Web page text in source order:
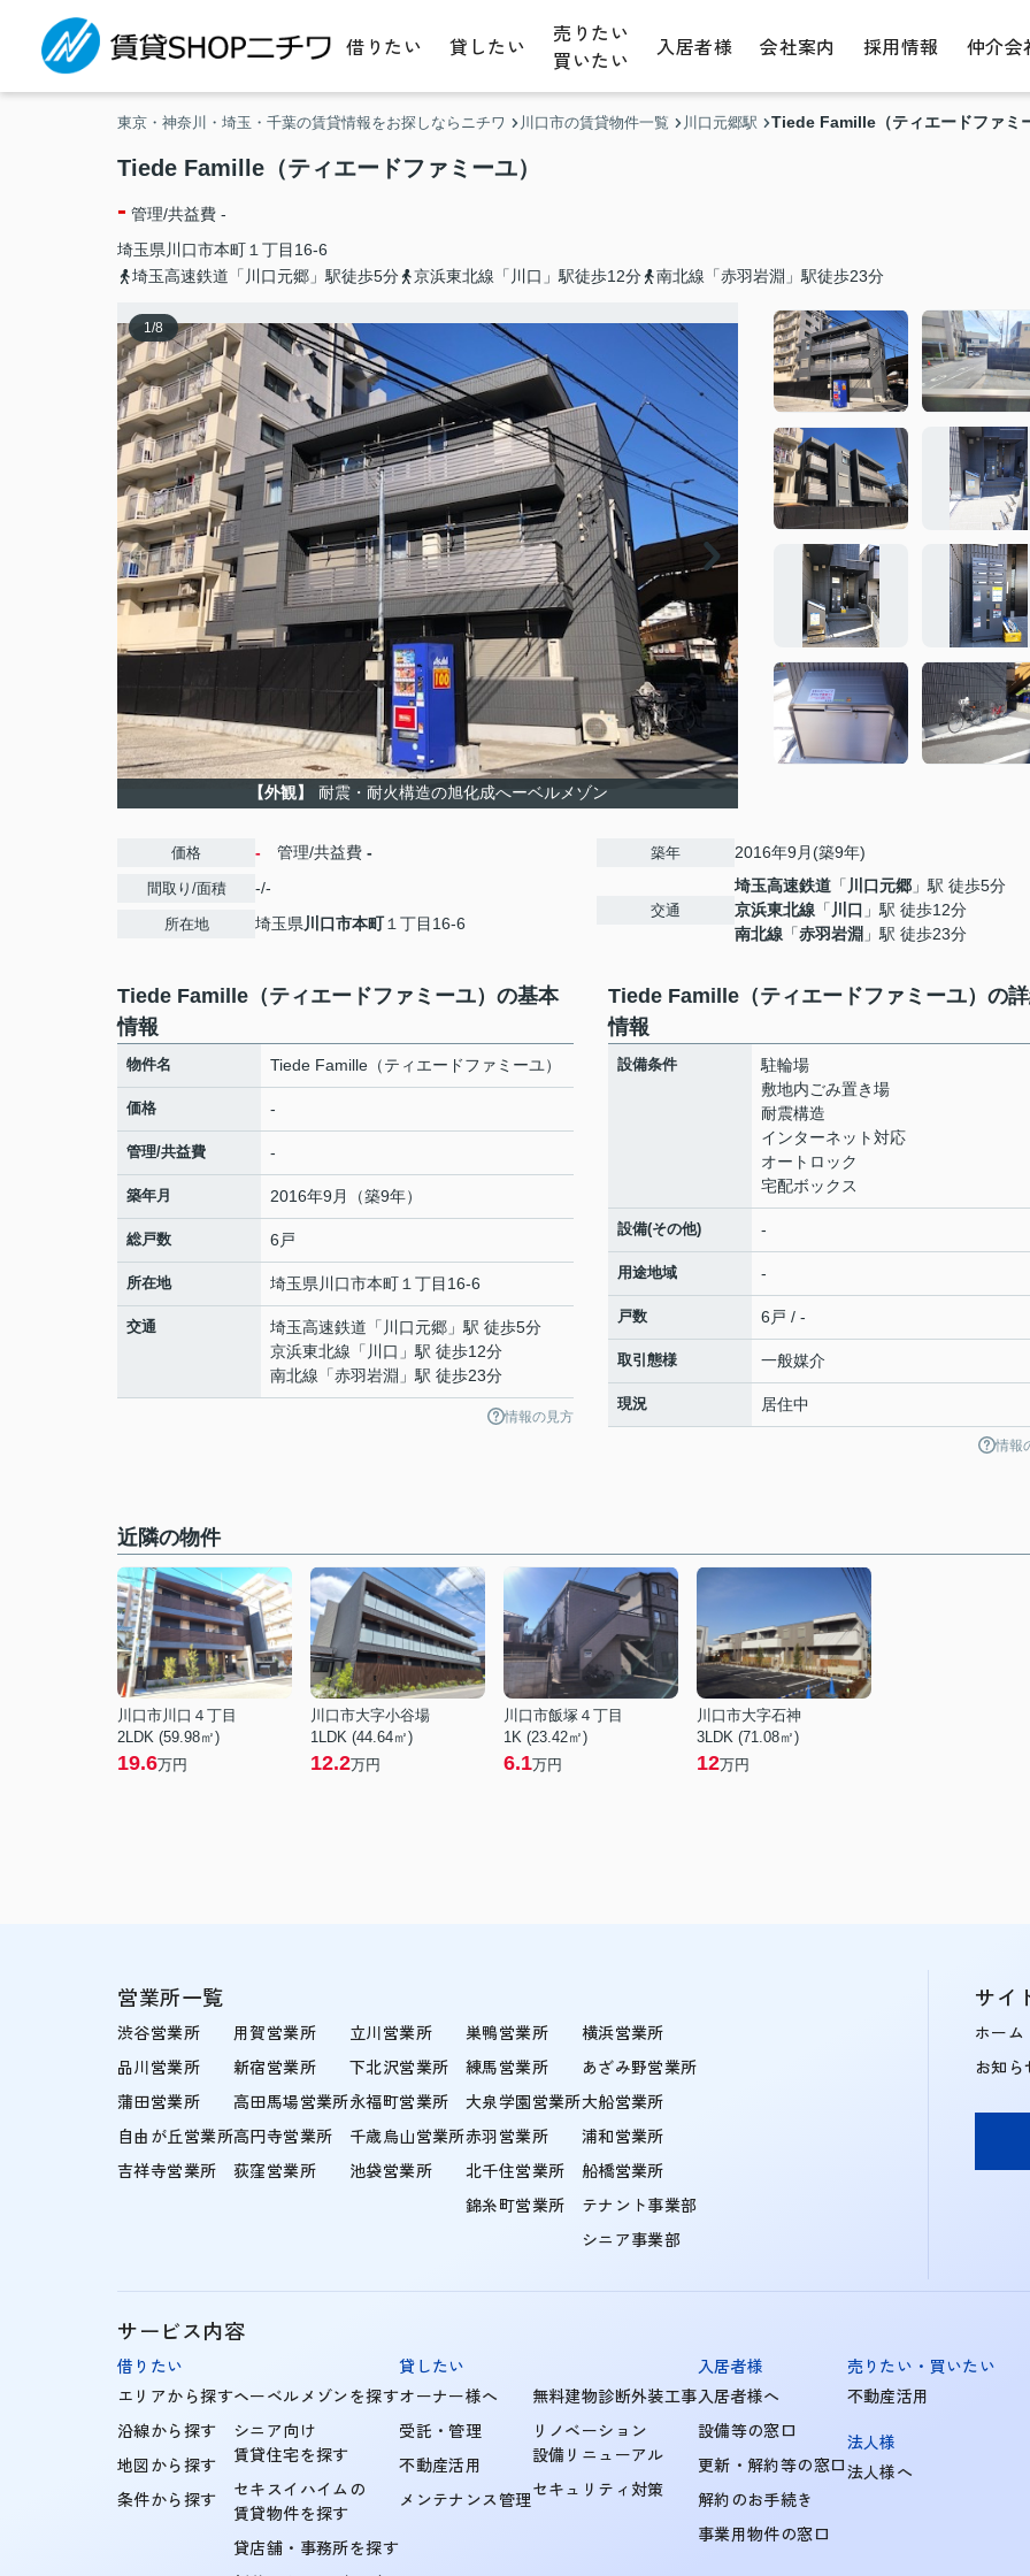
借りたい 貸したい
売りたい
買いたい
入居者様 会社案内 採用情報 仲介会
東京・神奈川・埼玉・千葉の賃貸情報をお探しならニチワ 川口市の賃貸物件一覧 川口元郷駅 Tiede Famille（ティエードファミ
Tiede Famille（ティエードファミーユ）
- 管理/共益費 -
埼玉県 川口市本町 １丁目16-6
埼玉高速鉄道「川口元郷」駅徒歩5分
京浜東北線「川口」駅徒歩12分 南北線「赤羽岩淵」駅徒歩23分
1/8
【外観】 耐震・耐火構造の旭化成へーベルメゾン
価格 - 管理/共益費 -
間取り/面積 -/-
所在地 埼玉県川口市本町１丁目16-6
築年 2016年9月(築9年)
交通
埼玉高速鉄道 「 川口元郷 」駅 徒歩5分
京浜東北線 「 川口 」駅 徒歩12分
南北線 「赤羽岩淵 」駅 徒歩23分
Tiede Famille（ティエードファミーユ）の基本
情報
物件名 Tiede Famille（ティエードファミーユ）
価格 -
管理/共益費 -
築年月 2016年9月（築9年）
総戸数 6戸
所在地 埼玉県 川口市本町 １丁目16-6
交通 埼玉高速鉄道 「 川口元郷 」駅 徒歩5分
京浜東北線 「 川口 」駅 徒歩12分
南北線 「赤羽岩淵 」駅 徒歩23分
情報の見方
Tiede Famille（ティエードファミーユ）の
情報
設備条件
駐輪場
敷地内ごみ置き場
耐震構造
インターネット対応
オートロック
宅配ボックス
設備(その他) -
用途地域 -
戸数 6戸 / -
取引態様 一般媒介
現況 居住中
情報
近隣の物件
川口市川口４丁目
2LDK (59.98㎡)
19.6万円
川口市大字小谷場
1LDK (44.64㎡)
12.2万円
川口市飯塚４丁目
1K (23.42㎡)
6.1万円
川口市大字石神
3LDK (71.08㎡)
12万円
営業所一覧
渋谷営業所
品川営業所
蒲田営業所
自由が丘営業所
吉祥寺営業所
用賀営業所
新宿営業所
高田馬場営業所
高円寺営業所
荻窪営業所
立川営業所
下北沢営業所
永福町営業所
千歳烏山営業所
池袋営業所
巣鴨営業所
練馬営業所
大泉学園営業所
赤羽営業所
北千住営業所
錦糸町営業所
横浜営業所
あざみ野営業所
大船営業所
浦和営業所
船橋営業所
テナント事業部
シニア事業部
サイ
ホーム
お知ら
サービス内容
借りたい
エリアから探す
沿線から探す
地図から探す
条件から探す
ヘーベルメゾンを探す
シニア向け
賃貸住宅を探す
セキスイハイムの
賃貸物件を探す
貸店舗・事務所を探す
貸したい
オーナー様へ
受託・管理
不動産活用
メンテナンス管理
無料建物診断外装工事
リノベーション
設備リニューアル
セキュリティ対策
入居者様
入居者様へ
設備等の窓口
更新・解約等の窓口
解約のお手続き
事業用物件の窓口
売りたい・買いたい
不動産活用
法人様
法人様へ